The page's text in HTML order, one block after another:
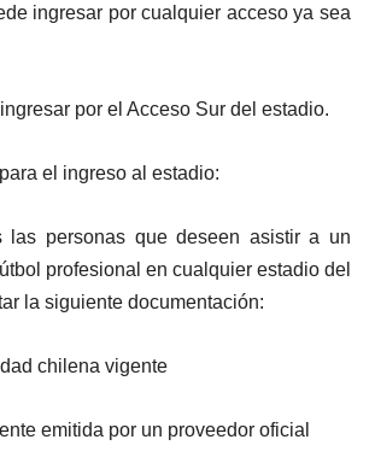
ingresar por cualquier acceso ya sea
por el Acceso Sur del estadio.
el ingreso al estadio:
las personas que deseen asistir a un
profesional en cualquier estadio del
la siguiente documentación:
chilena vigente
emitida por un proveedor oficial